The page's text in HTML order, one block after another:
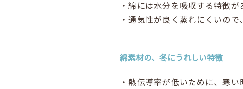
・綿には水分を吸収する特徴
・通気性が良く蒸れにくいの
綿素材の、冬にうれしい特徴
・熱伝導率が低いために、寒